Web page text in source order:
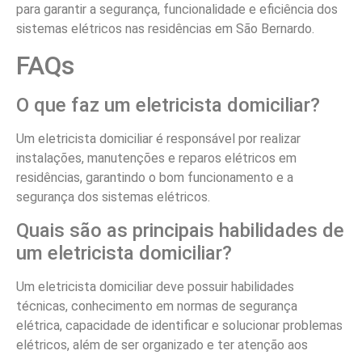
para garantir a segurança, funcionalidade e eficiência dos
sistemas elétricos nas residências em São Bernardo.
FAQs
O que faz um eletricista domiciliar?
Um eletricista domiciliar é responsável por realizar
instalações, manutenções e reparos elétricos em
residências, garantindo o bom funcionamento e a
segurança dos sistemas elétricos.
Quais são as principais habilidades de
um eletricista domiciliar?
Um eletricista domiciliar deve possuir habilidades
técnicas, conhecimento em normas de segurança
elétrica, capacidade de identificar e solucionar problemas
elétricos, além de ser organizado e ter atenção aos